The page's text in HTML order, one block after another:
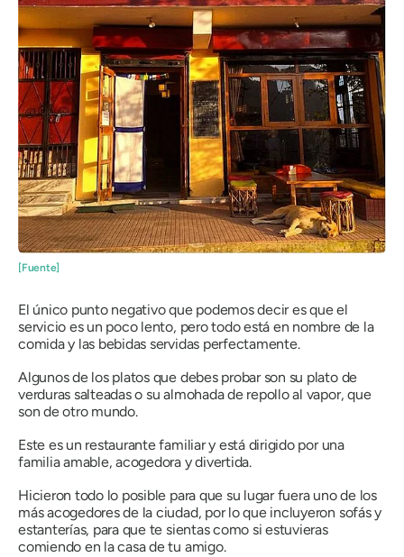
[Fuente]
El único punto negativo que podemos decir es que el
servicio es un poco lento, pero todo está en nombre de la
comida y las bebidas servidas perfectamente.
Algunos de los platos que debes probar son su plato de
verduras salteadas o su almohada de repollo al vapor, que
son de otro mundo.
Este es un restaurante familiar y está dirigido por una
familia amable, acogedora y divertida.
Hicieron todo lo posible para que su lugar fuera uno de los
más acogedores de la ciudad, por lo que incluyeron sofás y
estanterías, para que te sientas como si estuvieras
comiendo en la casa de tu amigo.